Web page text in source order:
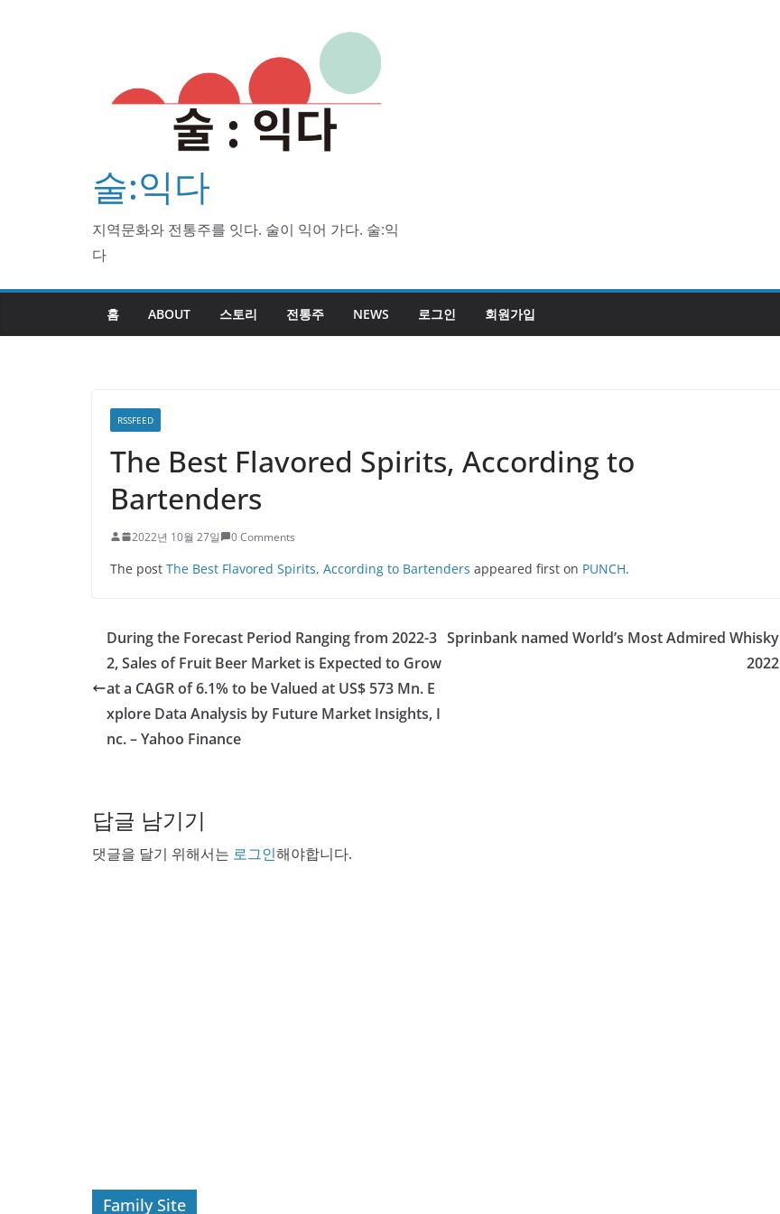
술:익다
지역문화와 전통주를 잇다. 술이 익어 가다. 술:익
다
홈 ABOUT 스토리 전통주 NEWS 로그인 회원가입
RSSFEED
The Best Flavored Spirits, According to
Bartenders
2022년 10월 27일 0 Comments
The post The Best Flavored Spirits, According to Bartenders appeared first on PUNCH.
During the Forecast Period Ranging from 2022-3
2, Sales of Fruit Beer Market is Expected to Grow
at a CAGR of 6.1% to be Valued at US$ 573 Mn. E
xplore Data Analysis by Future Market Insights, I
nc. – Yahoo Finance
Sprinbank named World’s Most Admired Whisky
2022
답글 남기기
댓글을 달기 위해서는 로그인해야합니다.
Family Site